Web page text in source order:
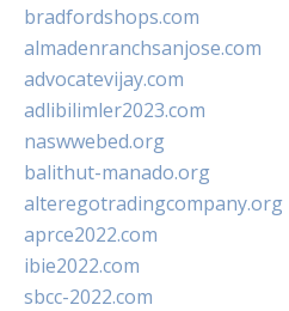
bradfordshops.com
almadenranchsanjose.com
advocatevijay.com
adlibilimler2023.com
naswwebed.org
balithut-manado.org
alteregotradingcompany.org
aprce2022.com
ibie2022.com
sbcc-2022.com